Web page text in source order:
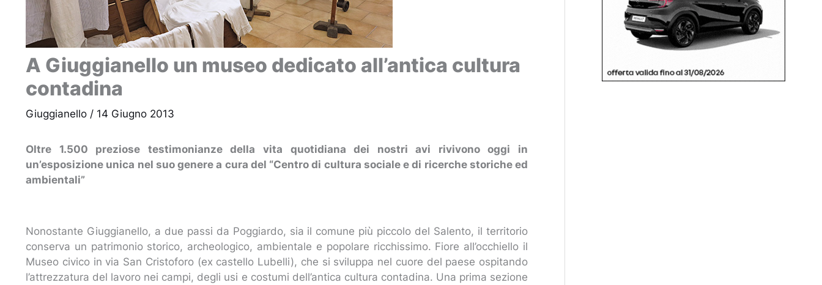
A Giuggianello un museo dedicato all’antica cultura
contadina
Giuggianello / 14 Giugno 2013
Oltre 1.500 preziose testimonianze della vita quotidiana dei nostri avi rivivono oggi in
un’esposizione unica nel suo genere a cura del “Centro di cultura sociale e di ricerche storiche ed
ambientali”
Nonostante Giuggianello, a due passi da Poggiardo, sia il comune più piccolo del Salento, il territorio
conserva un patrimonio storico, archeologico, ambientale e popolare ricchissimo. Fiore all’occhiello il
Museo civico in via San Cristoforo (ex castello Lubelli), che si sviluppa nel cuore del paese ospitando
l’attrezzatura del lavoro nei campi, degli usi e costumi dell’antica cultura contadina. Una prima sezione